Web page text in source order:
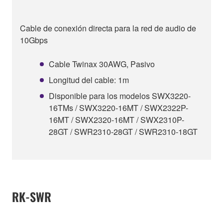
Cable de conexión directa para la red de audio de
10Gbps
Cable Twinax 30AWG, Pasivo
Longitud del cable: 1m
Disponible para los modelos SWX3220-
16TMs / SWX3220-16MT / SWX2322P-
16MT / SWX2320-16MT / SWX2310P-
28GT / SWR2310-28GT / SWR2310-18GT
RK-SWR